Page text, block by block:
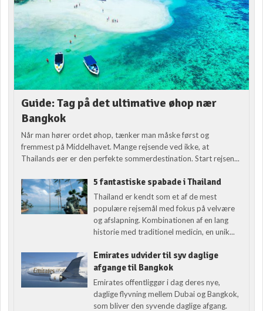
Guide: Tag på det ultimative øhop nær
Bangkok
Når man hører ordet øhop, tænker man måske først og
fremmest på Middelhavet. Mange rejsende ved ikke, at
Thailands øer er den perfekte sommerdestination. Start rejsen...
5 fantastiske spabade i Thailand
Thailand er kendt som et af de mest
populære rejsemål med fokus på velvære
og afslapning. Kombinationen af en lang
historie med traditionel medicin, en unik...
Emirates udvider til syv daglige
afgange til Bangkok
Emirates offentliggør i dag deres nye,
daglige flyvning mellem Dubai og Bangkok,
som bliver den syvende daglige afgang.